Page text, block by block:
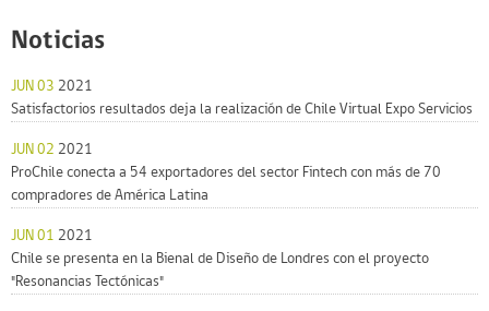
Noticias
JUN 03 2021
Satisfactorios resultados deja la realización de Chile Virtual Expo Servicios
JUN 02 2021
ProChile conecta a 54 exportadores del sector Fintech con más de 70
compradores de América Latina
JUN 01 2021
Chile se presenta en la Bienal de Diseño de Londres con el proyecto
"Resonancias Tectónicas"